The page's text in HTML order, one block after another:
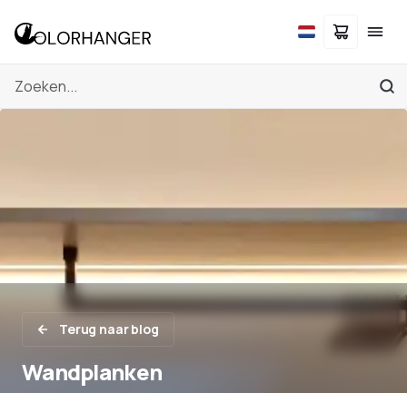
Terug naar blog
Wandplanken